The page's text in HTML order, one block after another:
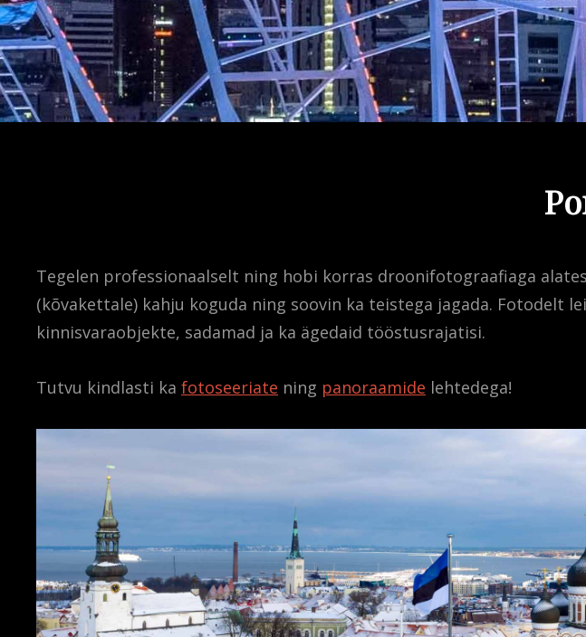
Tegelen professionaalselt ning hobi korras droonifotograafiaga
(kõvakettale) kahju koguda ning soovin ka teistega jagada. Fotodelt
kinnisvaraobjekte, sadamad ja ka ägedaid tööstusrajatisi.
Tutvu kindlasti ka fotoseeriate ning panoraamide lehtedega!